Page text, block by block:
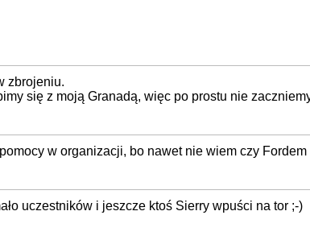
zbrojeniu.
się z moją Granadą, więc po prostu nie
w organizacji, bo nawet nie wiem czy
uczestników i jeszcze ktoś Sierry wpuści na tor ;-)